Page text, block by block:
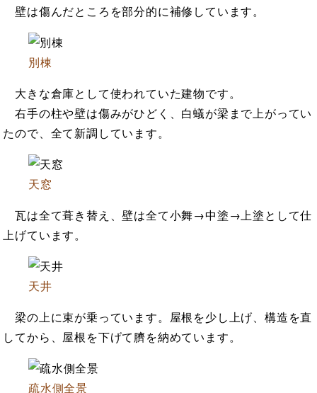
壁は傷んだところを部分的に補修しています。
別棟
大きな倉庫として使われていた建物です。
右手の柱や壁は傷みがひどく、白蟻が梁まで上がってい
たので、全て新調しています。
天窓
瓦は全て葺き替え、壁は全て小舞→中塗→上塗として仕
上げています。
天井
梁の上に束が乗っています。屋根を少し上げ、構造を直
してから、屋根を下げて臍を納めています。
疏水側全景